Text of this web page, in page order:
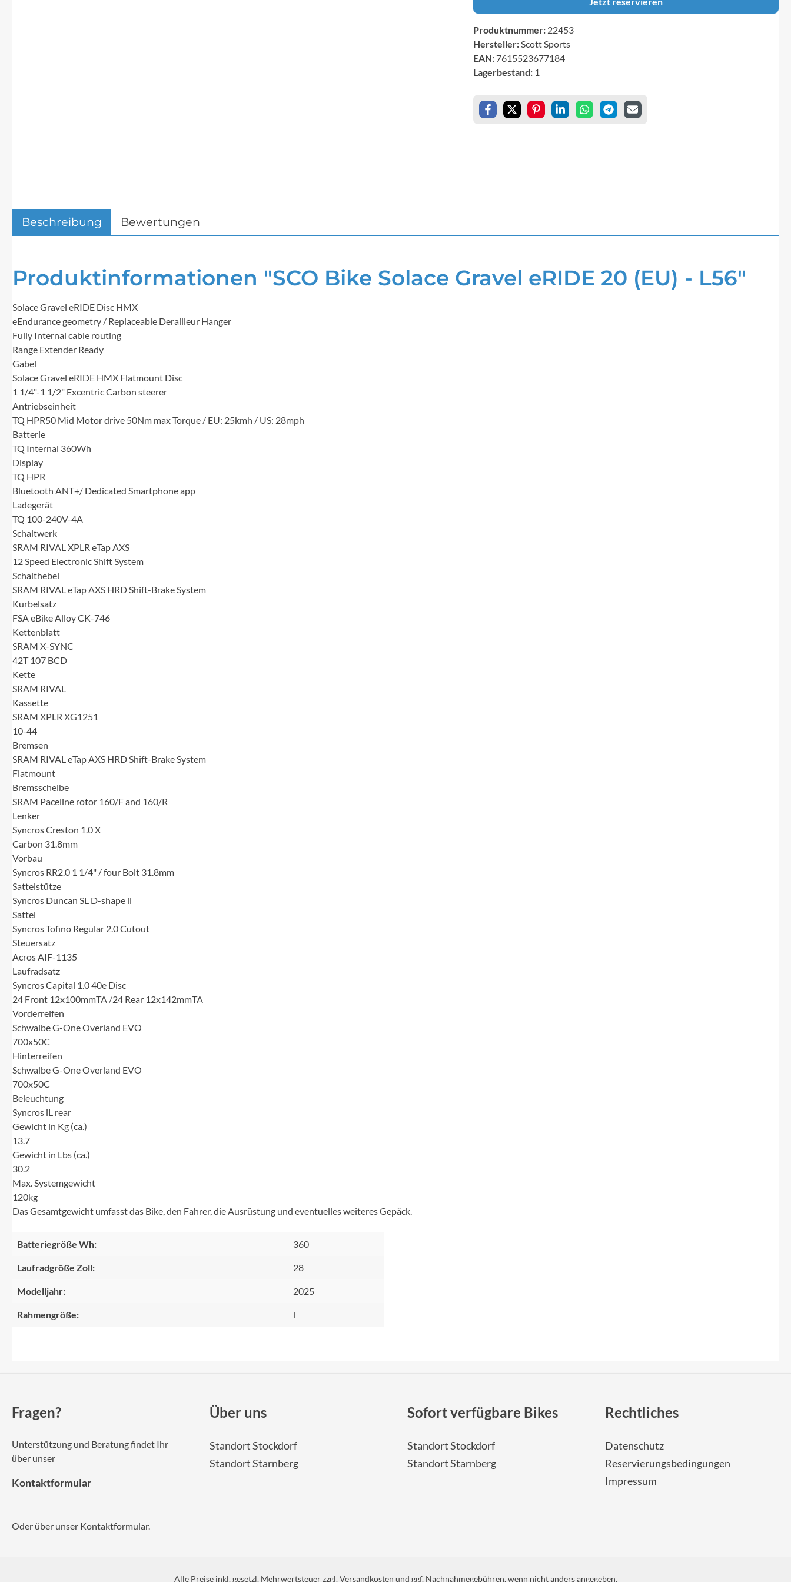
Produktnummer: 22453
Hersteller:Scott Sports
EAN: 7615523677184
Lagerbestand: 1
Beschreibung Bewertungen
Produktinformationen "SCO Bike Solace Gravel eRIDE 20 (EU) - L56"
Solace Gravel eRIDE Disc HMX
eEndurance geometry / Replaceable Derailleur Hanger
Fully Internal cable routing
Range Extender Ready
Gabel
Solace Gravel eRIDE HMX Flatmount Disc
1 1/4"-1 1/2" Excentric Carbon steerer
Antriebseinheit
TQ HPR50 Mid Motor drive 50Nm max Torque / EU: 25kmh / US: 28mph
Batterie
TQ Internal 360Wh
Display
TQ HPR
Bluetooth ANT+/ Dedicated Smartphone app
Ladegerät
TQ 100-240V-4A
Schaltwerk
SRAM RIVAL XPLR eTap AXS
12 Speed Electronic Shift System
Schalthebel
SRAM RIVAL eTap AXS HRD Shift-Brake System
Kurbelsatz
FSA eBike Alloy CK-746
Kettenblatt
SRAM X-SYNC
42T 107 BCD
Kette
SRAM RIVAL
Kassette
SRAM XPLR XG1251
10-44
Bremsen
SRAM RIVAL eTap AXS HRD Shift-Brake System
Flatmount
Bremsscheibe
SRAM Paceline rotor 160/F and 160/R
Lenker
Syncros Creston 1.0 X
Carbon 31.8mm
Vorbau
Syncros RR2.0 1 1/4" / four Bolt 31.8mm
Sattelstütze
Syncros Duncan SL D-shape il
Sattel
Syncros Tofino Regular 2.0 Cutout
Steuersatz
Acros AIF-1135
Laufradsatz
Syncros Capital 1.0 40e Disc
24 Front 12x100mmTA /24 Rear 12x142mmTA
Vorderreifen
Schwalbe G-One Overland EVO
700x50C
Hinterreifen
Schwalbe G-One Overland EVO
700x50C
Beleuchtung
Syncros iL rear
Gewicht in Kg (ca.)
13.7
Gewicht in Lbs (ca.)
30.2
Max. Systemgewicht
120kg
Das Gesamtgewicht umfasst das Bike, den Fahrer, die Ausrüstung und eventuelles weiteres Gepäck.
Batteriegröße Wh: 360
Laufradgröße Zoll: 28
Modelljahr: 2025
Rahmengröße: l
Fragen?
Unterstützung und Beratung findet Ihr
über unser
Kontaktformular
Oder über unser Kontaktformular.
Über uns
Standort Stockdorf
Standort Starnberg
Sofort verfügbare Bikes
Standort Stockdorf
Standort Starnberg
Rechtliches
Datenschutz
Reservierungsbedingungen
Impressum
Alle Preise inkl. gesetzl. Mehrwertsteuer zzgl.Versandkosten und ggf. Nachnahmegebühren, wenn nicht anders angegeben.